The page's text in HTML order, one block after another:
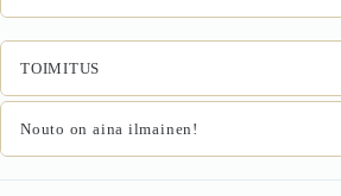
TOIMITUS
Nouto on aina ilmainen!